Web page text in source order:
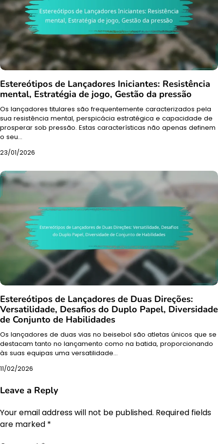
Estereótipos de Lançadores Iniciantes: Resistência
mental, Estratégia de jogo, Gestão da pressão
Os lançadores titulares são frequentemente caracterizados pela
sua resistência mental, perspicácia estratégica e capacidade de
prosperar sob pressão. Estas características não apenas definem
o seu…
23/01/2026
Estereótipos de Lançadores de Duas Direções:
Versatilidade, Desafios do Duplo Papel, Diversidade
de Conjunto de Habilidades
Os lançadores de duas vias no beisebol são atletas únicos que se
destacam tanto no lançamento como na batida, proporcionando
às suas equipas uma versatilidade…
11/02/2026
Leave a Reply
Your email address will not be published. Required fields
are marked *